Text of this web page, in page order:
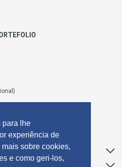
para lhe
experiência de
sobre cookies,
e como geri-los,